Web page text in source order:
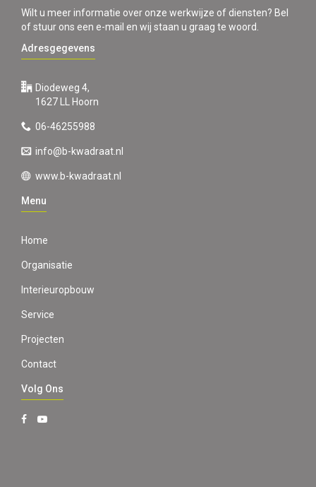
Wilt u meer informatie over onze werkwijze of diensten? Bel
of stuur ons een e-mail en wij staan u graag te woord.
Adresgegevens
Diodeweg 4,
1627 LL Hoorn
06-46255988
info@b-kwadraat.nl
www.b-kwadraat.nl
Menu
Home
Organisatie
Interieuropbouw
Service
Projecten
Contact
Volg Ons